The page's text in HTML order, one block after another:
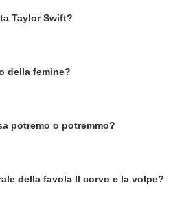
Taylor Swift?
della femine?
potremo o potremmo?
della favola Il corvo e la volpe?